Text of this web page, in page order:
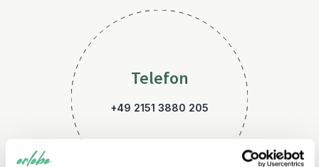
Telefon
+49 2151 3880 205